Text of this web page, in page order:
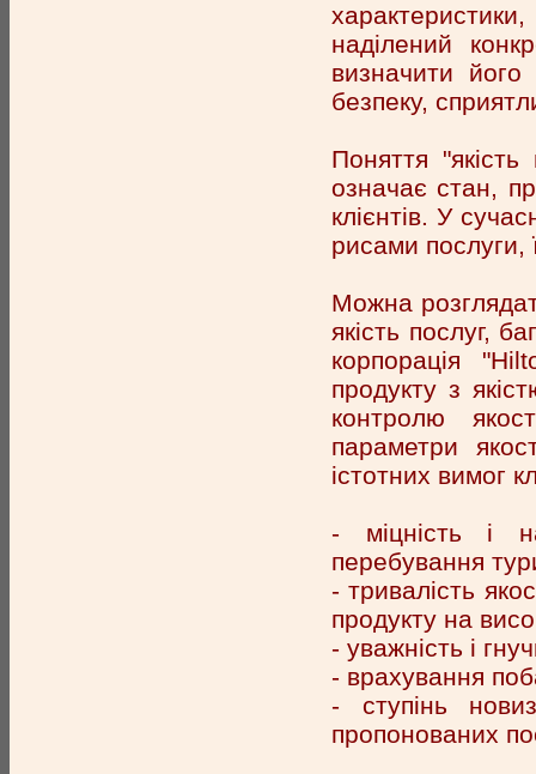
наділений
визначити його
безпеку,
Поняття
означає стан,
клієнтів. У
рисами послуги,
Можна
якість послуг,
корпорація
продукту з
контролю
параметри
істотних вимог
- міцність і
перебування
- тривалість
продукту на
- уважність і
- врахування
- ступінь
пропонованих